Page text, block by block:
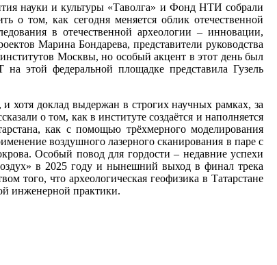
науки и культуры «Таволга» и Фонд НТИ собрали
о том, как сегодня меняется облик отечественной
в отечественной археологии – инновации,
Марина Бондарева, представители руководства
Москвы, но особый акцент в этот день был
этой федеральной площадке представила Гузель
хотя доклад выдержан в строгих научных рамках, за
о том, как в институте создаётся и наполняется
как с помощью трёхмерного моделирования
воздушного лазерного сканирования в паре с
Особый повод для гордости – недавние успехи
в 2025 году и нынешний выход в финал трека
того, что археологическая геофизика в Татарстане
инженерной практики.